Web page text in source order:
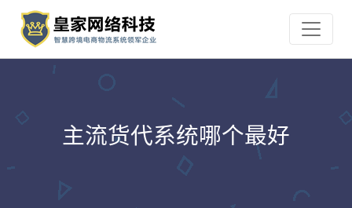
主流货代系统哪个最好